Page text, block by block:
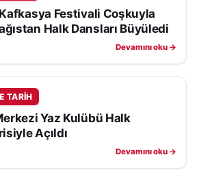
Festivali Coşkuyla
Halk Dansları Büyüledi
Devamını oku →
TARIH
Yaz Kulübü Halk
Açıldı
Devamını oku →